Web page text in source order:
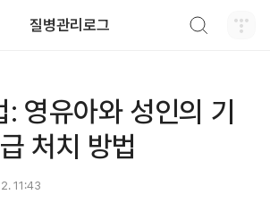
질병관리로그
영유아와 성인의 기
처치 방법
11:43